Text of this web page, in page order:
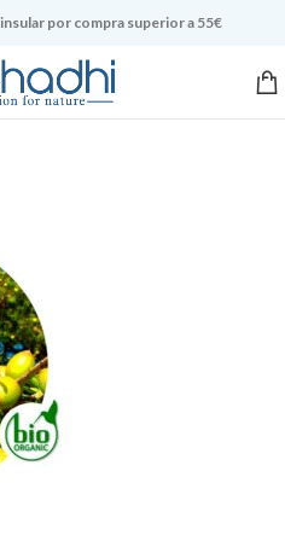
por compra superior a 55€